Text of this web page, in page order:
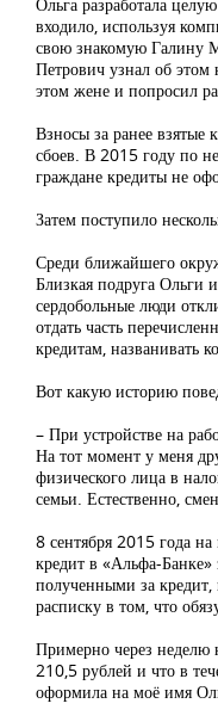
входило, используя
свою знакомую Галину
Петрович узнал об этом
этом жене и попросил
Взносы за ранее взятые
сбоев. В 2015 году по
граждане кредиты не
Затем поступило
Среди ближайшего
Близкая подруга Ольги
сердобольные люди
отдать часть
кредитам, названивать
Вот какую историю
– При устройстве на
На тот момент у меня
физического лица в
семьи. Естественно,
8 сентября 2015 года
кредит в «Альфа-Банке»
полученными за кредит,
расписку в том, что
Примерно через неделю
210,5 рублей и что в
оформила на моё имя